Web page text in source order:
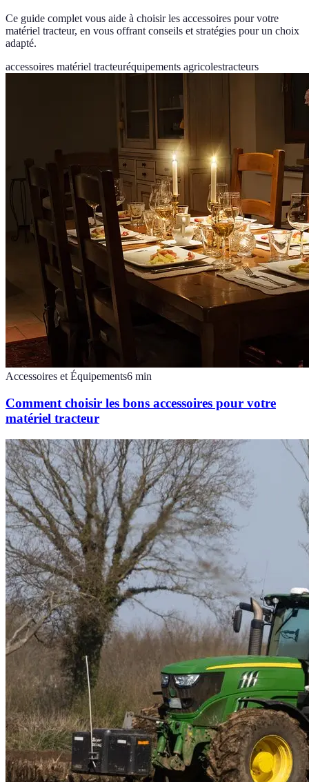
Ce guide complet vous aide à choisir les accessoires pour votre
matériel tracteur, en vous offrant conseils et stratégies pour un choix
adapté.
accessoires matériel tracteuréquipements agricolestracteurs
Accessoires et Équipements6 min
Comment choisir les bons accessoires pour votre
matériel tracteur